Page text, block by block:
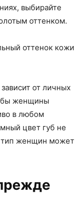
выбирайте
оттенком.
оттенок кожи
от личных
женщины
в любом
цвет губ не
тип женщин может